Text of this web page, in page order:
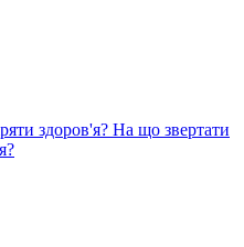
здоров'я? На що звертати